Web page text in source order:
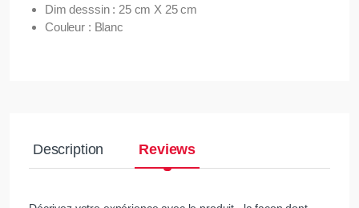
Dim desssin : 25 cm X 25 cm
Couleur : Blanc
Description Reviews